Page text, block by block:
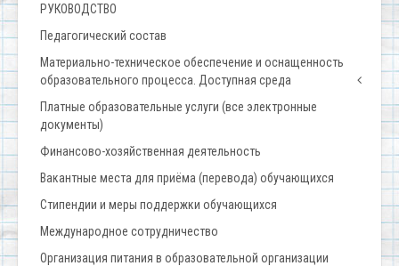
РУКОВОДСТВО
Педагогический состав
Материально-техническое обеспечение и оснащенность
образовательного процесса. Доступная среда
Платные образовательные услуги (все электронные
документы)
Финансово-хозяйственная деятельность
Вакантные места для приёма (перевода) обучающихся
Стипендии и меры поддержки обучающихся
Международное сотрудничество
Организация питания в образовательной организации